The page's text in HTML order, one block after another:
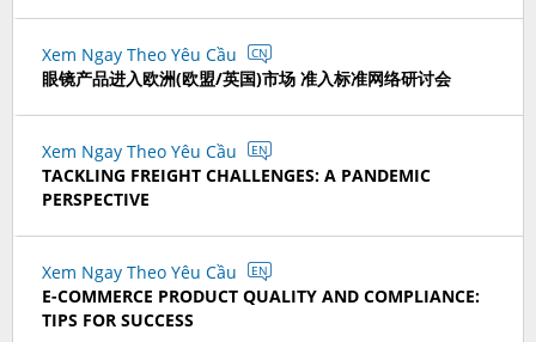
Xem Ngay Theo Yêu Cầu CN
眼镜产品进入欧洲(欧盟/英国)市场 准入标准网络研讨会
Xem Ngay Theo Yêu Cầu EN
TACKLING FREIGHT CHALLENGES: A PANDEMIC
PERSPECTIVE
Xem Ngay Theo Yêu Cầu EN
E-COMMERCE PRODUCT QUALITY AND COMPLIANCE:
TIPS FOR SUCCESS